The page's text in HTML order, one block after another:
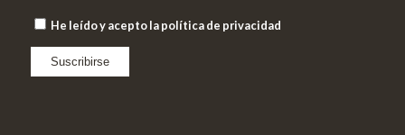
He leído y acepto la política de privacidad